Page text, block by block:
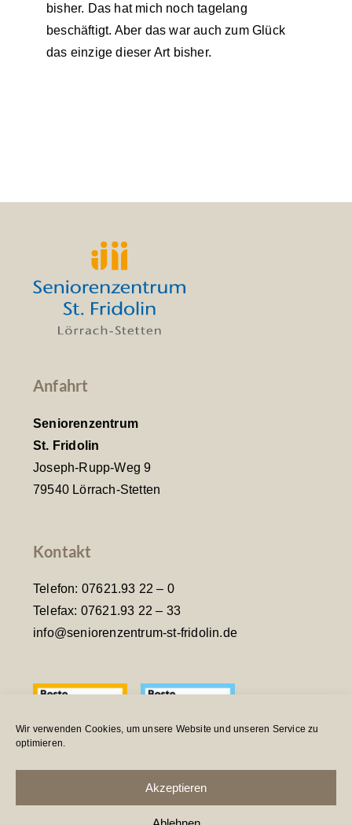
Wir verwenden Cookies, um unsere Website und unseren Service zu
optimieren.
Akzeptieren
bisher. Das hat mich noch tagelang
beschäftigt. Aber das war auch zum Glück
das einzige dieser Art bisher.
Anfahrt
Seniorenzentrum
St. Fridolin
Joseph-Rupp-Weg 9
79540 Lörrach-Stetten
Kontakt
Telefon: 07621.93 22 – 0
Telefax: 07621.93 22 – 33
info@seniorenzentrum-st-fridolin.de